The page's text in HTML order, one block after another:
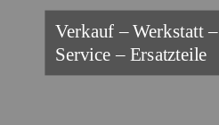
Verkauf – Werkstatt –
Service – Ersatzteile